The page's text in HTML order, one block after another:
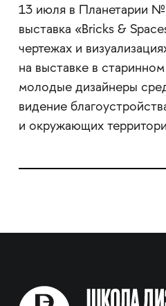
13 июля в Планетарии №
выставка «Bricks &
чертежах и
на выставке в
молодые дизайнеры
видение
и окружающих